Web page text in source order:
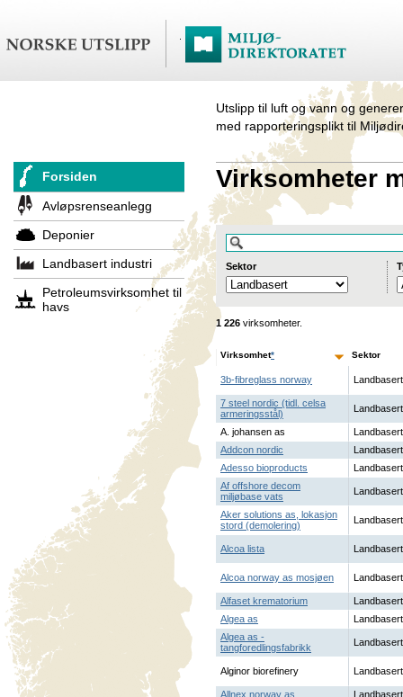
Utslipp til luft og vann og
med rapporteringsplikt til
Forsiden
Avløpsrenseanlegg
Deponier
Landbasert industri
Petroleumsvirksomhet til
havs
Virksomheter
Sektor
1 226 virksomheter.
Virksomhet* Sektor
3b-fibreglass norway Landbasert
7 steel nordic (tidl. celsa
armeringsstål)
Landbasert
A. johansen as
Landbasert
Addcon nordic
Landbasert
Adesso bioproducts
Landbasert
Af offshore decom
miljøbase vats
Landbasert
Aker solutions as, lokasjon
stord (demolering)
Landbasert
Alcoa lista Landbasert
Alcoa norway as mosjøen Landbasert
Alfaset krematorium
Landbasert
Algea as
Landbasert
Algea as -
tangforedlingsfabrikk
Landbasert
Alginor biorefinery Landbasert
Allnex norway as
Landbasert